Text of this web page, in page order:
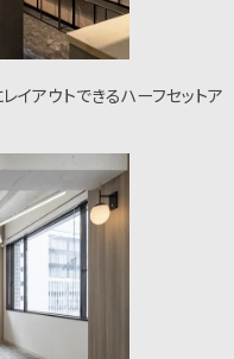
イアウトできるハーフセットア